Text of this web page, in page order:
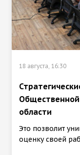
18 августа, 16:30
Общественной
области
Это позволит
оценку своей